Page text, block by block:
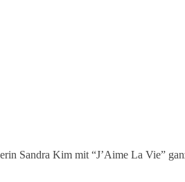
Sandra Kim mit “J’Aime La Vie”